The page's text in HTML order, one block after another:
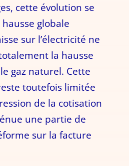
cette évolution se
globale
sur l’électricité ne
la hausse
gaz naturel. Cette
toutefois limitée
de la cotisation
une partie de
sur la facture